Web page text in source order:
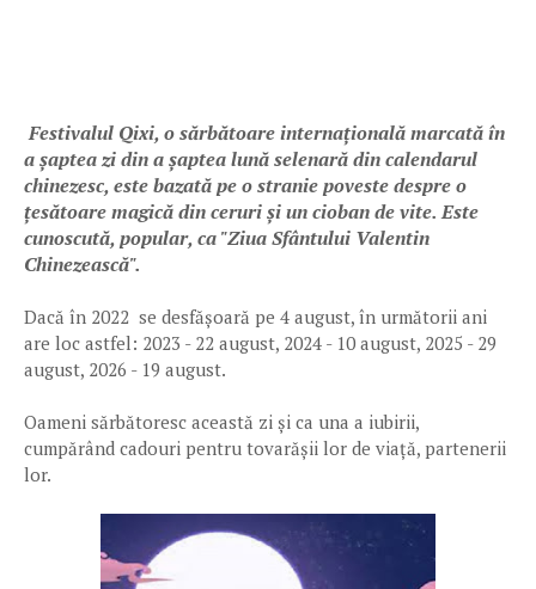
Festivalul Qixi, o sărbătoare internațională marcată în
a șaptea zi din a șaptea lună selenară din calendarul
chinezesc, este bazată pe o stranie poveste despre o
țesătoare magică din ceruri și un cioban de vite. Este
cunoscută, popular, ca "Ziua Sfântului Valentin
Chinezească".
Dacă în 2022 se desfășoară pe 4 august, în următorii ani
are loc astfel: 2023 - 22 august, 2024 - 10 august, 2025 - 29
august, 2026 - 19 august.
Oameni sărbătoresc această zi și ca una a iubirii,
cumpărând cadouri pentru tovarășii lor de viață, partenerii
lor.